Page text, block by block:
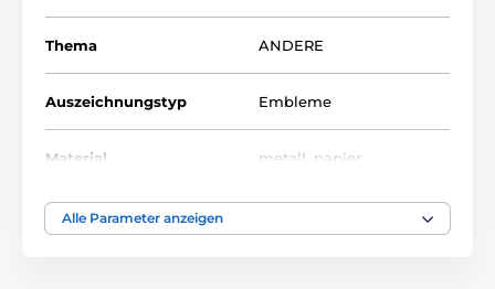
Thema ANDERE
Auszeichnungstyp Embleme
Material metall papier
Alle Parameter anzeigen